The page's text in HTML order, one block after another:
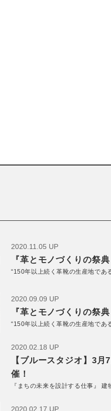
2020.11.05 UP
『革とモノづくりの祭
“150年以上続く革靴の生産地であ
2020.09.09 UP
『革とモノづくりの祭
“150年以上続く革靴の生産地であ
2020.02.18 UP
【ブルースタジオ】3
催！
『まちの未来を設計する仕事』
2020.02.17 UP